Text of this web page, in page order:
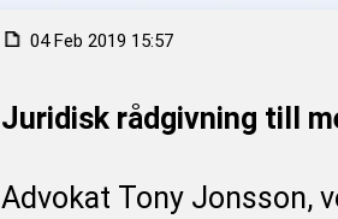
04 Feb 2019 15:57
Juridisk rådgivning till
Advokat Tony Jonsson,